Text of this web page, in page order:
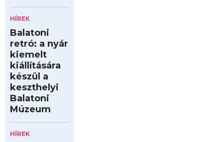
HÍREK
Balatoni
retró: a nyár
kiemelt
kiállítására
készül a
keszthelyi
Balatoni
Múzeum
HÍREK